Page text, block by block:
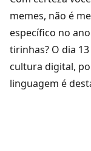
memes, não é
específico no
tirinhas? O dia
cultura digital,
linguagem é